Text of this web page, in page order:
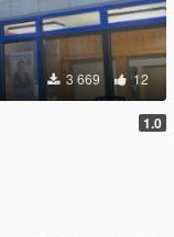
3 669 12
1.0